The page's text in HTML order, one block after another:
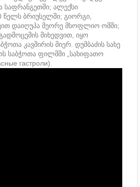
საფრანგეთში; ალექსი
წელს ბრიუსელში; გიორგი,
დაიღუპა მეორე მსოფლიო ომში;
მიხედვით, იყო
კავშირის მიერ. დუმბაძის სახე
საბჭოთა ფილმში „სახიფათო
гастроли).